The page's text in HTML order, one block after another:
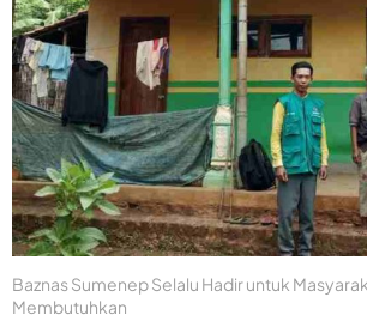
Baznas Sumenep Selalu Hadir untuk
Membutuhkan